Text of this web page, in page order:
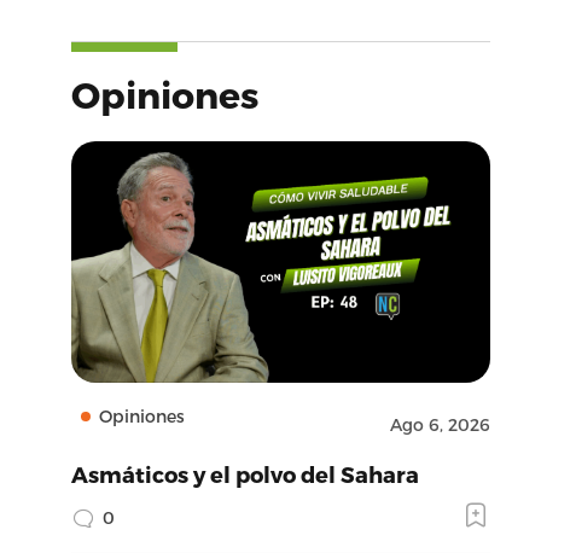
Opiniones
Opiniones Ago 6, 2026
Asmáticos y el polvo del Sahara
0